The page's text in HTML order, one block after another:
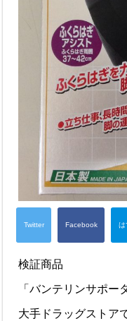
検証商品
「バンテリンサポー
大手ドラッグストア